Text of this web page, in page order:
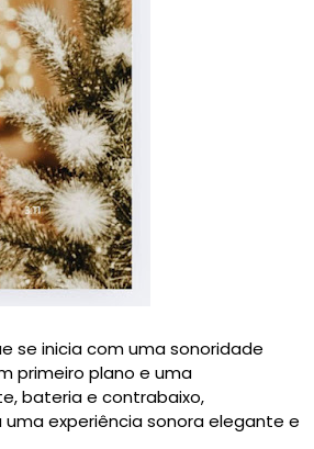
se inicia com uma sonoridade
primeiro plano e uma
bateria e contrabaixo,
experiência sonora elegante e